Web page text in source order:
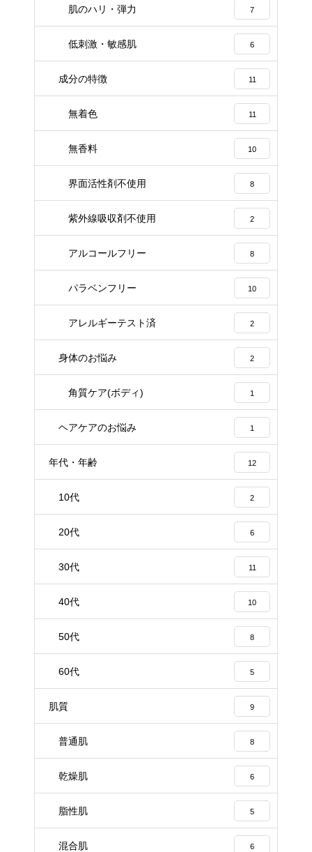
肌のハリ・弾力 7
低刺激・敏感肌 6
成分の特徴 11
無着色 11
無香料 10
界面活性剤不使用 8
紫外線吸収剤不使用 2
アルコールフリー 8
パラベンフリー 10
アレルギーテスト済 2
身体のお悩み 2
角質ケア(ボディ) 1
ヘアケアのお悩み 1
年代・年齢 12
10代 2
20代 6
30代 11
40代 10
50代 8
60代 5
肌質 9
普通肌 8
乾燥肌 6
脂性肌 5
混合肌 6